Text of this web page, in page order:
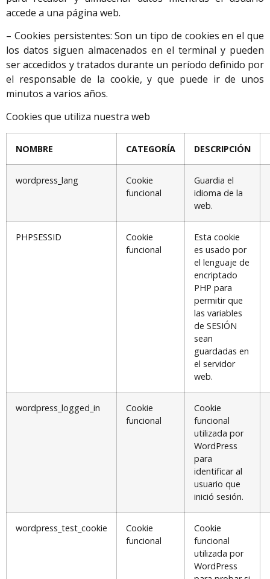
accede a una página web.
– Cookies persistentes: Son un tipo de cookies en el que
los datos siguen almacenados en el terminal y pueden
ser accedidos y tratados durante un período definido por
el responsable de la cookie, y que puede ir de unos
minutos a varios años.
Cookies que utiliza nuestra web
NOMBRE CATEGORÍA DESCRIPCIÓN
wordpress_lang
Cookie
funcional
Guardia el
idioma de la
web.
PHPSESSID
Cookie
funcional
Esta cookie
es usado por
el lenguaje de
encriptado
PHP para
permitir que
las variables
de SESIÓN
sean
guardadas en
el servidor
web.
wordpress_logged_in
Cookie
funcional
Cookie
funcional
utilizada por
WordPress
para
identificar al
usuario que
inició sesión.
wordpress_test_cookie
Cookie
funcional
Cookie
funcional
utilizada por
WordPress